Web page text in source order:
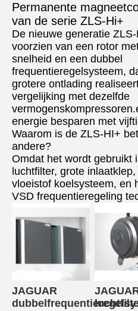
Permanente
van de serie ZLS-Hi+
De nieuwe generatie
voorzien van een rotor
snelheid en een dubbel
frequentieregelsysteem,
grotere ontlading
vergelijking met dezelfde
energie besparen met
Waarom is de ZLS-HI+
andere?
Omdat het wordt gebruikt
luchtfilter, grote
vloeistof koelsysteem, en
VSD frequentieregeling
JAGUAR